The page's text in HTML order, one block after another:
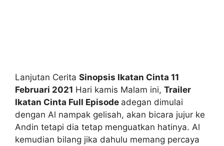
Lanjutan Cerita Sinopsis Ikatan Cinta 11
Februari 2021 Hari kamis Malam ini, Trailer
Ikatan Cinta Full Episode adegan dimulai
dengan Al nampak gelisah, akan bicara jujur ke
Andin tetapi dia tetap menguatkan hatinya. Al
kemudian bilang jika dahulu memang percaya